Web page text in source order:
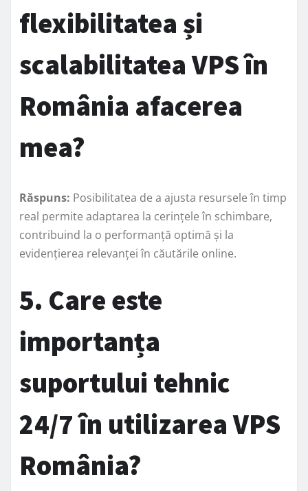
flexibilitatea și
scalabilitatea VPS în
România afacerea
mea?
Răspuns: Posibilitatea de a ajusta resursele în timp
real permite adaptarea la cerințele în schimbare,
contribuind la o performanță optimă și la
evidențierea relevanței în căutările online.
5. Care este
importanța
suportului tehnic
24/7 în utilizarea VPS
România?